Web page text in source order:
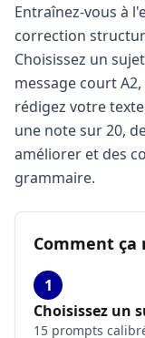
Entraînez-vous à
correction
Choisissez un
message court
rédigez votre
une note sur 20,
améliorer et des
grammaire.
Comment ça
1
Choisissez un
15 prompts